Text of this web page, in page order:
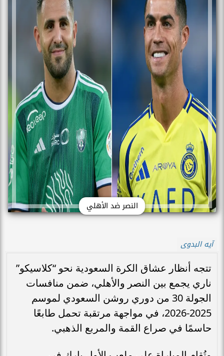
النصر ضد الأهلي
آيه البدوى
تتجه أنظار عشاق الكرة السعودية نحو “كلاسيكو”
ناري يجمع بين النصر والأهلي، ضمن منافسات
الجولة 30 من دوري روشن السعودي لموسم
2025-2026، في مواجهة مرتقبة تحمل طابعًا
حاسمًا في صراع القمة والمربع الذهبي.